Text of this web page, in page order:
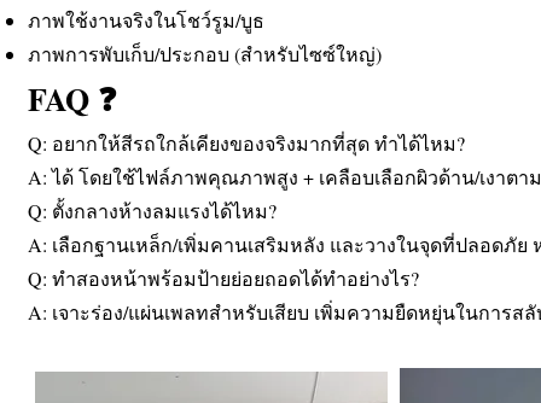
ภาพใช้งานจริงในโชว์รูม/บูธ
ภาพการพับเก็บ/ประกอบ (สำหรับไซซ์ใหญ่)
FAQ ❓
Q: อยากให้สีรถใกล้เคียงของจริงมากที่สุด ทำได้ไหม?
A: ได้ โดยใช้ไฟล์ภาพคุณภาพสูง + เคลือบเลือกผิวด้าน/เงาต
Q: ตั้งกลางห้างลมแรงได้ไหม?
A: เลือกฐานเหล็ก/เพิ่มคานเสริมหลัง และวางในจุดที่ปลอดภัย
Q: ทำสองหน้าพร้อมป้ายย่อยถอดได้ทำอย่างไร?
A: เจาะร่อง/แผ่นเพลทสำหรับเสียบ เพิ่มความยืดหยุ่นในการส